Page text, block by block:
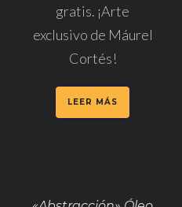
gratis. ¡Arte
exclusivo de Máurel
Cortés!
LEER MÁS